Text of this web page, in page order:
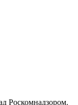
Роскомнадзором.